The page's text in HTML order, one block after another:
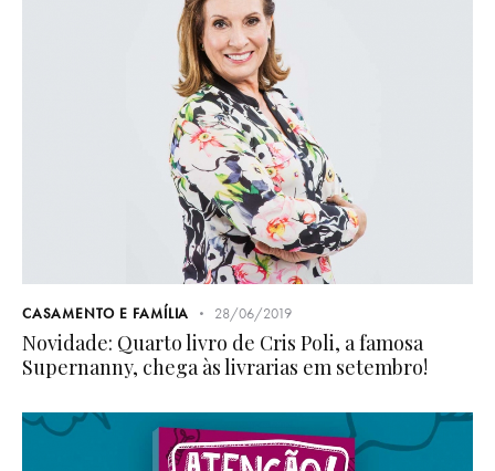
CASAMENTO E FAMÍLIA 28/06/2019
Novidade: Quarto livro de Cris Poli, a famosa
Supernanny, chega às livrarias em setembro!